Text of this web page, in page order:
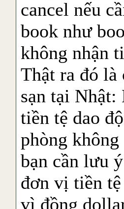
cancel nếu
book như
không nhận
Thật ra đó là
sạn tại
tiền tệ dao
phòng
bạn cần lưu
đơn vị tiền
vì đồng